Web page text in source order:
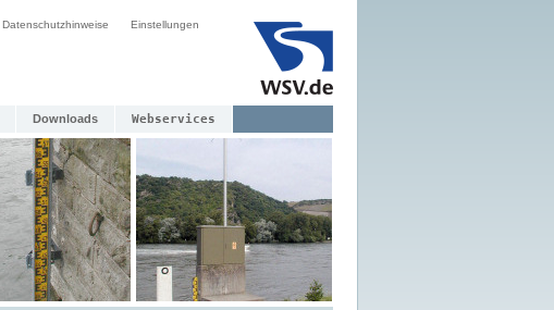
Datenschutzhinweise Einstellungen
Downloads Webservices